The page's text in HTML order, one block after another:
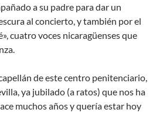
a su padre para dar un
al concierto, y también por el
cuatro voces nicaragüenses que
de este centro penitenciario,
ya jubilado (a ratos) que nos ha
muchos años y quería estar hoy